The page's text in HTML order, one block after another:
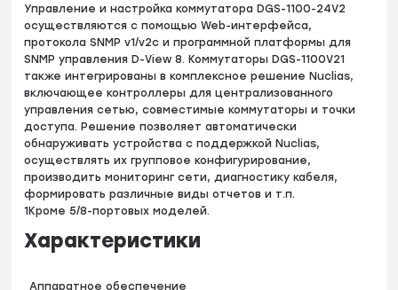
Управление и настройка коммутатора DGS-1100-24V2
осуществляются с помощью Web-интерфейса,
протокола SNMP v1/v2с и программной платформы для
SNMP управления D-View 8. Коммутаторы DGS-1100V21
также интегрированы в комплексное решение Nuclias,
включающее контроллеры для централизованного
управления сетью, совместимые коммутаторы и точки
доступа. Решение позволяет автоматически
обнаруживать устройства c поддержкой Nuclias,
осуществлять их групповое конфигурирование,
производить мониторинг сети, диагностику кабеля,
формировать различные виды отчетов и т.п.
1Кроме 5/8-портовых моделей.
Характеристики
Аппаратное обеспечение